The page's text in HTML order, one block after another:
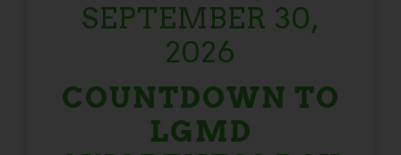
SEPTEMBER 30,
2026
COUNTDOWN TO
LGMD